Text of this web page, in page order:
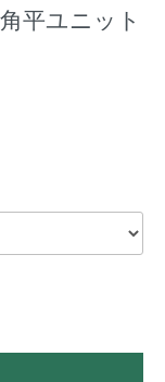
平ユニット